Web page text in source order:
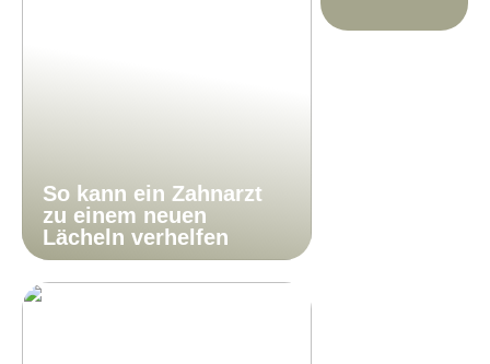
So kann ein Zahnarzt
zu einem neuen
Lächeln verhelfen